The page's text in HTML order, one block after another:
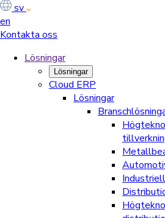
sv
en
Kontakta oss
Lösningar
Lösningar
Cloud ERP
Lösningar